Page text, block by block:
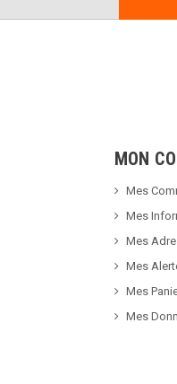
MON
Mes
Mes
Mes
Mes
Mes
Mes